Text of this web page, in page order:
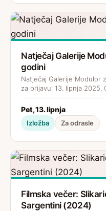
Natječaj Galerije
godini
Natječaj Galerije Modulor
za prijavu: 13. lipnja 2025.
Pet, 13. lipnja
Izložba Za odrasle
Filmska večer:
Sargentini (2024)